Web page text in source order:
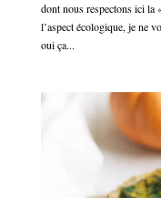
dont nous respectons ici la
l’aspect écologique, je ne
oui ça...